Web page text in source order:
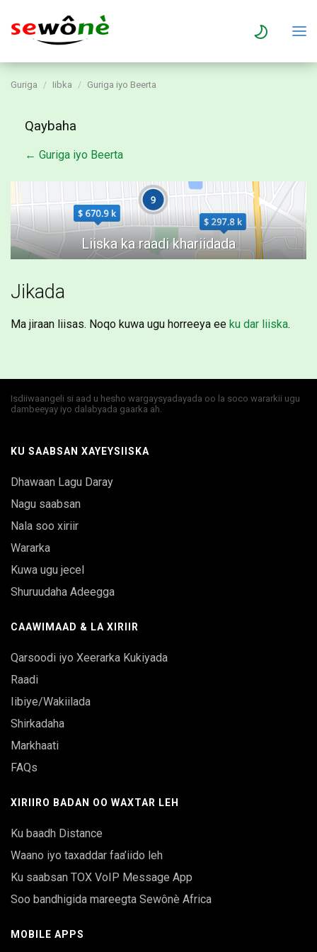
Guriga Iibka Guriga iyo Beerta
Qaybaha
← Guriga iyo Beerta
Jikada
Ma jiraan liisas. Noqo kuwa ugu horreeya ee ku dar liiska.
Isdiiwaangeli si aad u hesho wargaysyadayada oo la soco wararkii ugu
dambeeyay iyo dalabyada gaarka ah.
KU SAABSAN XAYEYSIISKA
Dhawaan Lagu Daray
Nagu saabsan
Nala soo xiriir
Wararka
Kuwa ugu jecel
Shuruudaha Adeegga
CAAWIMAAD & LA XIRIIR
Qarsoodi iyo Xeerarka Kukiyada
Raadi
Iibiye/Wakiilada
Shirkadaha
Markhaati
FAQs
XIRIIRO BADAN OO WAXTAR LEH
Ku baadh Distance
Waano iyo taxaddar faa’iido leh
Ku saabsan TOX VoIP Message App
Soo bandhigida mareegta Sewônè Africa
MOBILE APPS